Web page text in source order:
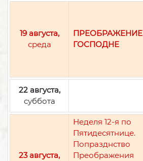
19 августа,
среда
ПРЕОБРАЖЕНИЕ
ГОСПОДНЕ
22 августа,
суббота
23 августа,
Неделя 12-я по
Пятидесятнице.
Попразднство
Преображения